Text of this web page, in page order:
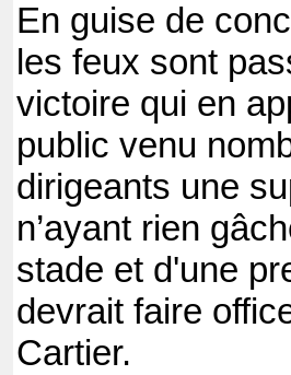
En guise de
les feux sont
victoire qui en
public venu
dirigeants une
n’ayant rien
stade et d'une
devrait faire
Cartier.